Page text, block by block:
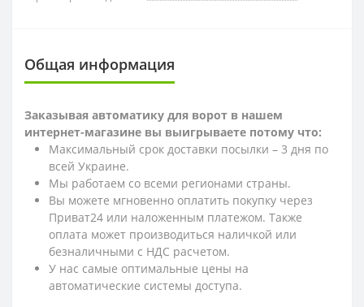
Общая информация
Заказывая автоматику для ворот в нашем
интернет-магазине вы выигрываете потому что:
Максимальный срок доставки посылки – 3 дня по
всей Украине.
Мы работаем со всеми регионами страны.
Вы можете мгновенно оплатить покупку через
Приват24 или наложенным платежом. Также
оплата может производиться наличкой или
безналичными с НДС расчетом.
У нас самые оптимальные цены на
автоматические системы доступа.